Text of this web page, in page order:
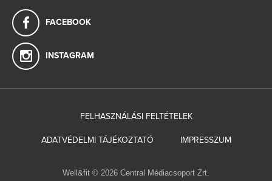
FACEBOOK
INSTAGRAM
FELHASZNÁLÁSI FELTÉTELEK
ADATVÉDELMI TÁJÉKOZTATÓ IMPRESSZUM
Well&fit © 2026 Central Médiacsoport Zrt.